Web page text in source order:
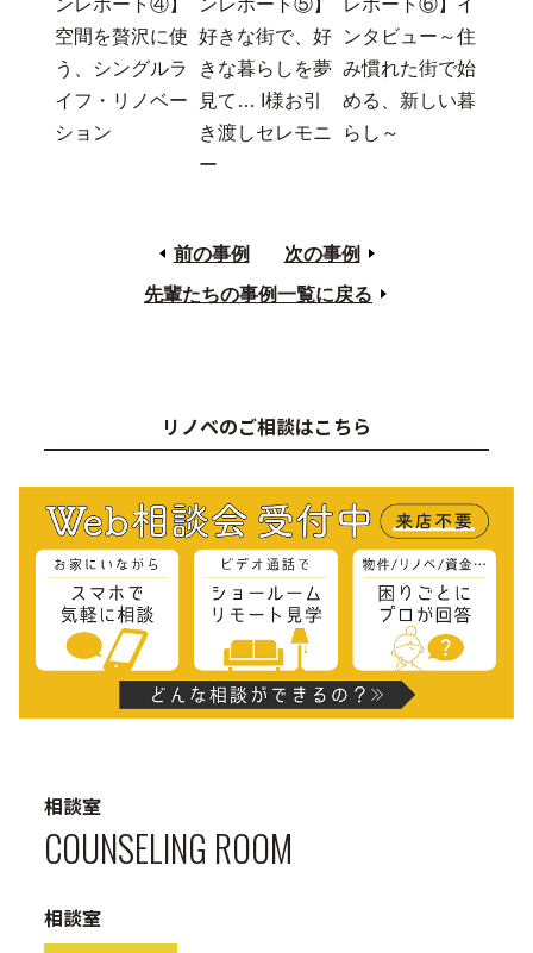
れた街で好きな
暮らしを夢見て
ンルームで暮ら
す～可動間仕切
りでプライベー
ト空間づくり～
て続けに起きた
トラブルにも負
けず施工中！
ンレポート④】
う、シングルラ
イフ・リノベー
ション
ンレポート⑤】
きな暮らしを夢
見て… I様お引
き渡しセレモニ
ー
レポート⑥】イ
み慣れた街で始
める、新しい暮
らし～
前の事例
次の事例
先輩たちの事例一覧に戻る
リノベのご相談はこちら